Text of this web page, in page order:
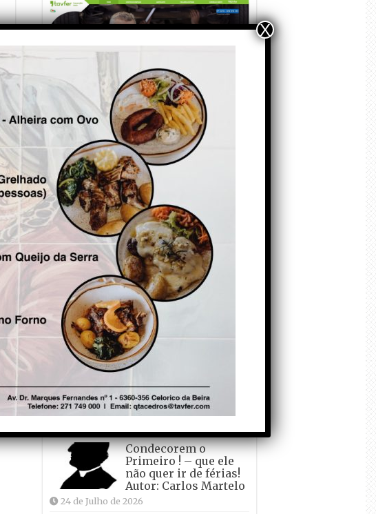
OPINIÃO E CRÓNICAS
Matraquilhos… Autor:
Fernando Roldão
6 de Agosto de 2026
A marca Sporting em
todo o mundo está a
crescer atrás de
Ronaldo. Autor: Paulo
Freitas do Amaral
5 de Agosto de 2026
Falso crescimento…
Autor: Nuno Pereira
1 de Agosto de 2026
Tadei Pogacar vence o
“Tour” – A “Volta a
França em Bicicleta”
pela quinta vez! Autor:
João Dinis
Condecorem o
Primeiro ! – que ele
não quer ir de férias!
Autor: Carlos Martelo
24 de Julho de 2026
X